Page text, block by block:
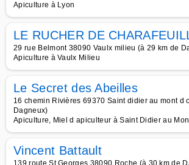
Apiculture à Lyon
LE RUCHER DE
29 rue Belmont 38090 Vaulx milieu (à 29 km de
Apiculture à Vaulx Milieu
Le Secret des Abeilles
16 chemin Rivières 69370 Saint didier au mont d
Dagneux)
Apiculture, Miel d apiculteur à Saint Didier au
Vincent Battault
139 route St Georges 38090 Roche (à 30 km de